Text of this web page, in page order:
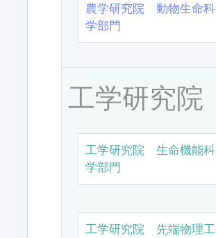
農学研究院 動物生命科
学部門
工学研究院
工学研究院 生命機能科
学部門
工学研究院 先端物理工